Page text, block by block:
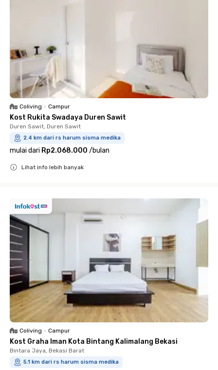
Coliving • Campur
Kost Rukita Swadaya Duren Sawit
Duren Sawit, Duren Sawit
2.4 km dari rs harum sisma medika
mulai dari Rp2.068.000 /bulan
Lihat info lebih banyak
Coliving • Campur
Kost Graha Iman Kota Bintang Kalimalang Bekasi
Bintara Jaya, Bekasi Barat
5.1 km dari rs harum sisma medika